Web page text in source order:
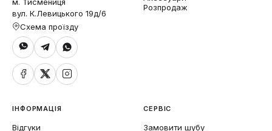
вул. К.Левицького 19д/6
Схема проїзду
Розпродаж
ІНФОРМАЦІЯ
Відгуки
СЕРВІС
Замовити шубу